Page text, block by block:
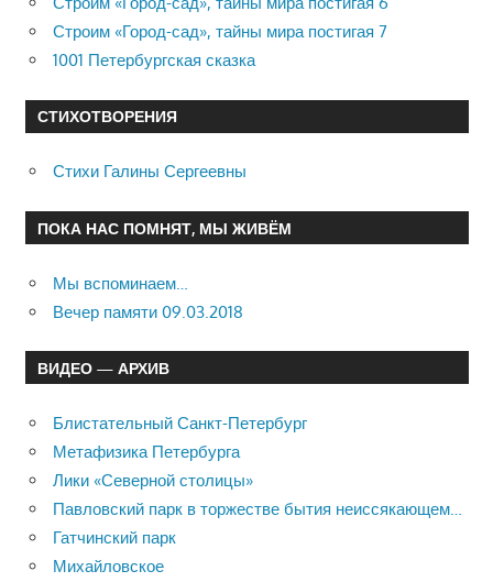
Строим «Город-сад», тайны мира постигая 7
1001 Петербургская сказка
СТИХОТВОРЕНИЯ
Стихи Галины Сергеевны
ПОКА НАС ПОМНЯТ, МЫ ЖИВЁМ
Мы вспоминаем…
Вечер памяти 09.03.2018
ВИДЕО — АРХИВ
Блистательный Санкт-Петербург
Метафизика Петербурга
Лики «Северной столицы»
Павловский парк в торжестве бытия неиссякающем…
Гатчинский парк
Михайловское